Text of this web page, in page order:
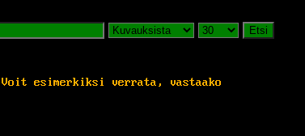
Etsi
esimerkiksi verrata, vastaako